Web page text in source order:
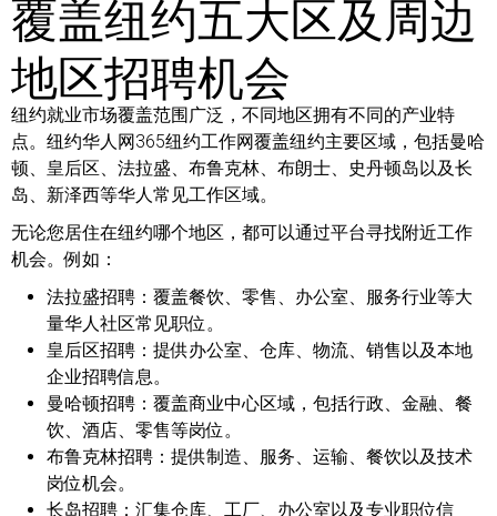
覆盖纽约五大区及周边
地区招聘机会
纽约就业市场覆盖范围广泛，不同地区拥有不同的产业特
点。纽约华人网365纽约工作网覆盖纽约主要区域，包括曼哈
顿、皇后区、法拉盛、布鲁克林、布朗士、史丹顿岛以及长
岛、新泽西等华人常见工作区域。
无论您居住在纽约哪个地区，都可以通过平台寻找附近工作
机会。例如：
法拉盛招聘： 覆盖餐饮、零售、办公室、服务行业等大
量华人社区常见职位。
皇后区招聘： 提供办公室、仓库、物流、销售以及本地
企业招聘信息。
曼哈顿招聘： 覆盖商业中心区域，包括行政、金融、餐
饮、酒店、零售等岗位。
布鲁克林招聘： 提供制造、服务、运输、餐饮以及技术
岗位机会。
长岛招聘： 汇集仓库、工厂、办公室以及专业职位信